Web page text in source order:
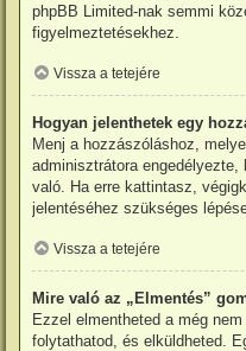
phpBB Limited-nak semmi
figyelmeztetésekhez.
Vissza a tetejére
Hogyan jelenthetek egy
Menj a hozzászóláshoz,
adminisztrátora
való. Ha erre kattintasz,
jelentéséhez szükséges
Vissza a tetejére
Mire való az „Elmentés”
Ezzel elmentheted a még
folytathatod, és elküldheted.